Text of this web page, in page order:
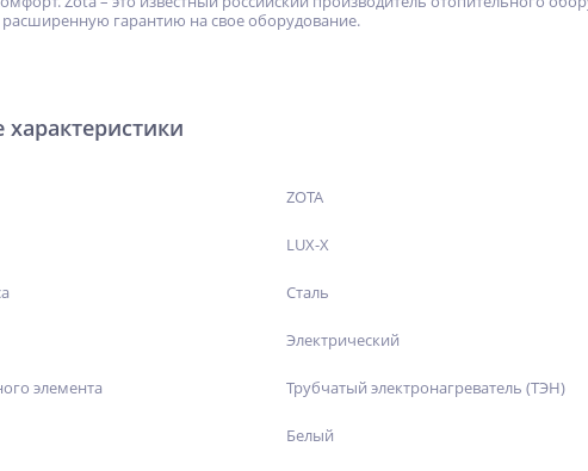
расширенную гарантию на свое оборудование.
характеристики
ZOTA
LUX-X
Сталь
Электрический
элемента Трубчатый электронагреватель (ТЭН)
Белый